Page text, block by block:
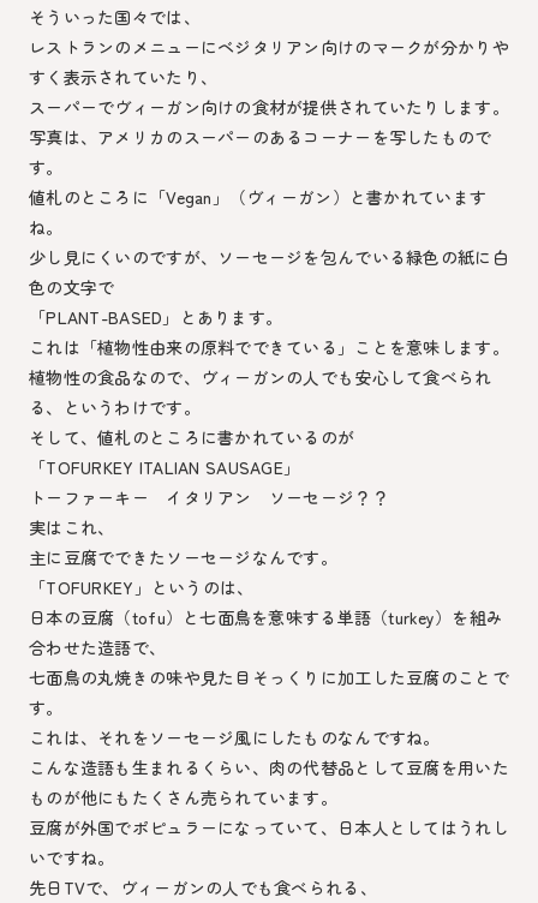
そういった国々では、
レストランのメニューにベジタリアン向けのマークが分かりや
すく表示されていたり、
スーパーでヴィーガン向けの食材が提供されていたりします。
写真は、アメリカのスーパーのあるコーナーを写したもので
す。
値札のところに「Vegan」（ヴィーガン）と書かれています
ね。
少し見にくいのですが、ソーセージを包んでいる緑色の紙に白
色の文字で
「PLANT-BASED」とあります。
これは「植物性由来の原料でできている」ことを意味します。
植物性の食品なので、ヴィーガンの人でも安心して食べられ
る、というわけです。
そして、値札のところに書かれているのが
「TOFURKEY ITALIAN SAUSAGE」
トーファーキー イタリアン ソーセージ？？
実はこれ、
主に豆腐でできたソーセージなんです。
「TOFURKEY」というのは、
日本の豆腐（tofu）と七面鳥を意味する単語（turkey）を組み
合わせた造語で、
七面鳥の丸焼きの味や見た目そっくりに加工した豆腐のことで
す。
これは、それをソーセージ風にしたものなんですね。
こんな造語も生まれるくらい、肉の代替品として豆腐を用いた
ものが他にもたくさん売られています。
豆腐が外国でポピュラーになっていて、日本人としてはうれし
いですね。
先日TVで、ヴィーガンの人でも食べられる、